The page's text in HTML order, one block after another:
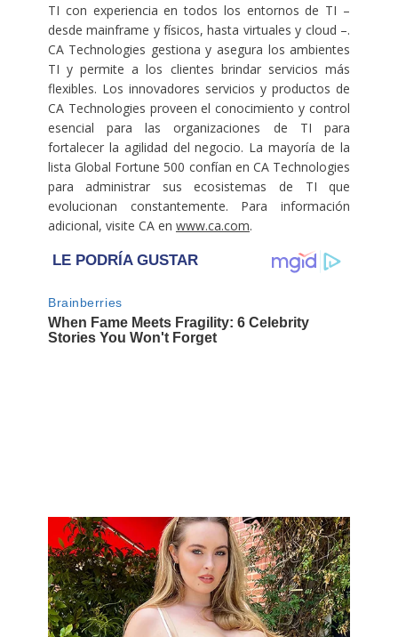
TI con experiencia en todos los entornos de TI –
desde mainframe y físicos, hasta virtuales y cloud –.
CA Technologies gestiona y asegura los ambientes
TI y permite a los clientes brindar servicios más
flexibles. Los innovadores servicios y productos de
CA Technologies proveen el conocimiento y control
esencial para las organizaciones de TI para
fortalecer la agilidad del negocio. La mayoría de la
lista Global Fortune 500 confían en CA Technologies
para administrar sus ecosistemas de TI que
evolucionan constantemente. Para información
adicional, visite CA en www.ca.com.